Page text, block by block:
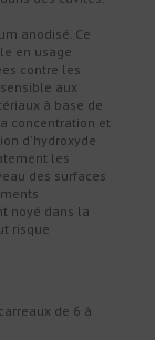
anodisé. Ce
en usage
contre les
aux
à base de
concentration et
d'hydroxyde
les
des surfaces
noyé dans la
risque
de 6 à